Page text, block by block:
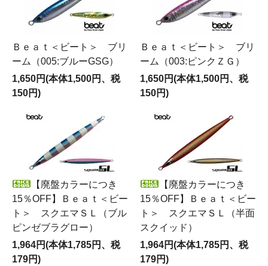
Ｂｅａｔ＜ビート＞ ブリ
ーム（005:ブルーGSG）
1,650円(本体1,500円、税
150円)
Ｂｅａｔ＜ビート＞ ブリ
ーム（003:ピンクＺＧ）
1,650円(本体1,500円、税
150円)
【廃盤カラーにつき
15％OFF】Ｂｅａｔ＜ビー
ト＞ スクエマＳＬ（ブル
ピンゼブラグロー）
1,964円(本体1,785円、税
179円)
【廃盤カラーにつき
15％OFF】Ｂｅａｔ＜ビー
ト＞ スクエマＳＬ（半面
スクイッド）
1,964円(本体1,785円、税
179円)